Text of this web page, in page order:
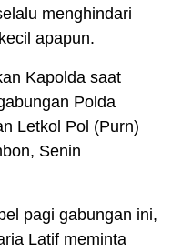
menghindari
apapun.
Kapolda saat
Polda
Letkol Pol (Purn)
Senin
pagi gabungan ini,
Latif meminta